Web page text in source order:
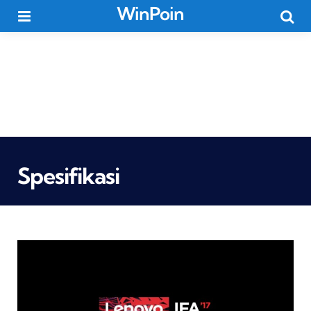
WinPoin
Spesifikasi